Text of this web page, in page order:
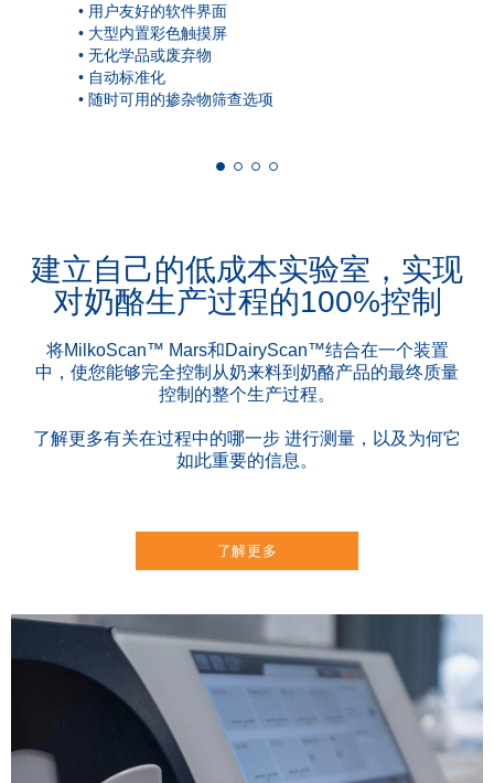
• 用户友好的软件界面
• 大型内置彩色触摸屏
• 无化学品或废弃物
• 自动标准化
• 随时可用的掺杂物筛查选项
建立自己的低成本实验室，实现
对奶酪生产过程的100%控制
将MilkoScan™ Mars和DairyScan™结合在一个装置
中，使您能够完全控制从奶来料到奶酪产品的最终质量
控制的整个生产过程。
了解更多有关在过程中的哪一步 进行测量，以及为何它
如此重要的信息。
了解更多